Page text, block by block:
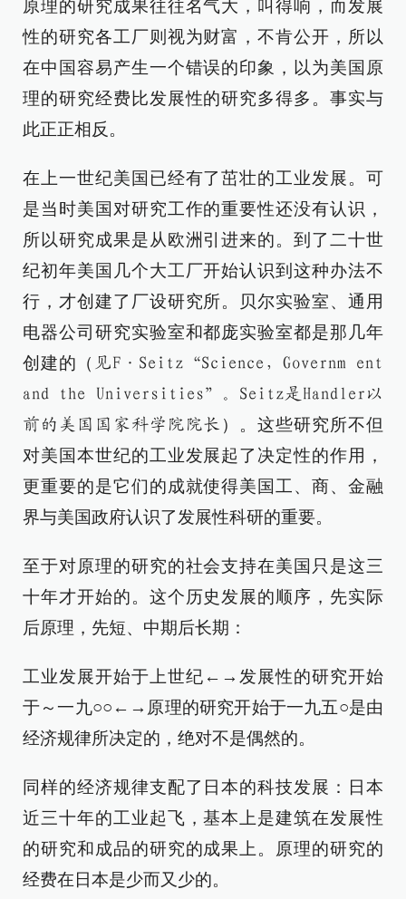
原理的研究成果往往名气大，叫得响，而发展
性的研究各工厂则视为财富，不肯公开，所以
在中国容易产生一个错误的印象，以为美国原
理的研究经费比发展性的研究多得多。事实与
此正正相反。
在上一世纪美国已经有了茁壮的工业发展。可
是当时美国对研究工作的重要性还没有认识，
所以研究成果是从欧洲引进来的。到了二十世
纪初年美国几个大工厂开始认识到这种办法不
行，才创建了厂设研究所。贝尔实验室、通用
电器公司研究实验室和都庞实验室都是那几年
创建的（ 见F·Seitz“Science，Governm ent
and the Universities”。Seitz是Handler以
前的美国国家科学院院长 ）。这些研究所不但
对美国本世纪的工业发展起了决定性的作用，
更重要的是它们的成就使得美国工、商、金融
界与美国政府认识了发展性科研的重要。
至于对原理的研究的社会支持在美国只是这三
十年才开始的。这个历史发展的顺序，先实际
后原理，先短、中期后长期：
工业发展开始于上世纪←→发展性的研究开始
于～一九○○←→原理的研究开始于一九五○是由
经济规律所决定的，绝对不是偶然的。
同样的经济规律支配了日本的科技发展：日本
近三十年的工业起飞，基本上是建筑在发展性
的研究和成品的研究的成果上。原理的研究的
经费在日本是少而又少的。